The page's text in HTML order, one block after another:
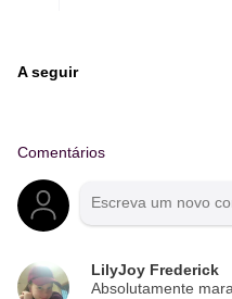
A seguir
Comentários
LilyJoy Frederick
Absolutamente